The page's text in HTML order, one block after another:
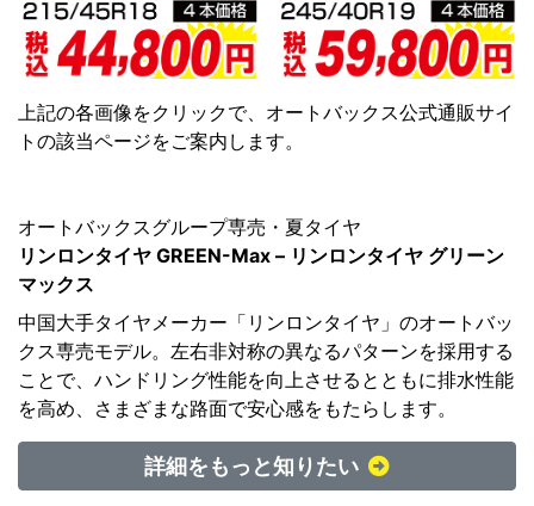
上記の各画像をクリックで、オートバックス公式通販サイ
トの該当ページをご案内します。
オートバックスグループ専売・夏タイヤ
リンロンタイヤ GREEN-Max – リンロンタイヤ グリーン
マックス
中国大手タイヤメーカー「リンロンタイヤ」のオートバッ
クス専売モデル。左右非対称の異なるパターンを採用する
ことで、ハンドリング性能を向上させるとともに排水性能
を高め、さまざまな路面で安心感をもたらします。
詳細をもっと知りたい